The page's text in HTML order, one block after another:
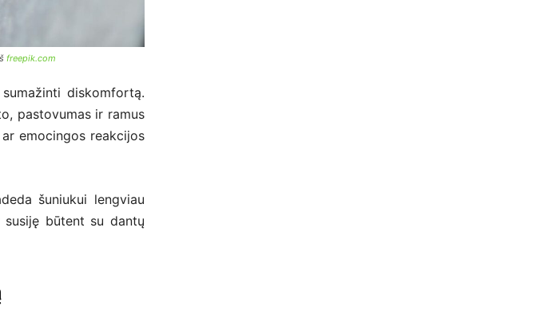
freepik.com
diskomfortą.
pastovumas ir ramus
emocingos reakcijos
šuniukui lengviau
būtent su dantų